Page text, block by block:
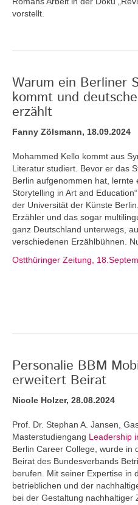
vorstellt.
Warum ein Berliner
kommt und
erzählt
Fanny Zölsmann, 18.09.2024
Mohammed Kello kommt aus
Literatur studiert. Bevor er das
Berlin aufgenommen hat, lernte
Storytelling in Art and
der Universität der Künste
Erzähler und das sogar
ganz Deutschland unterwegs,
verschiedenen Erzählbühnen.
Ostthüringer Zeitung,
Personalie BBM
erweitert Beirat
Nicole Holzer, 28.08.2024
Prof. Dr. Stephan A. Jansen,
Masterstudiengang Leadership
Berlin Career College, wurde in
Beirat des Bundesverbands
berufen. Mit seiner Expertise in
betrieblichen und der
bei der Gestaltung nachhaltiger